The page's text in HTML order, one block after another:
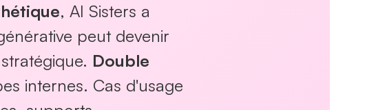
, AI Sisters a
peut devenir
Double
internes. Cas d'usage